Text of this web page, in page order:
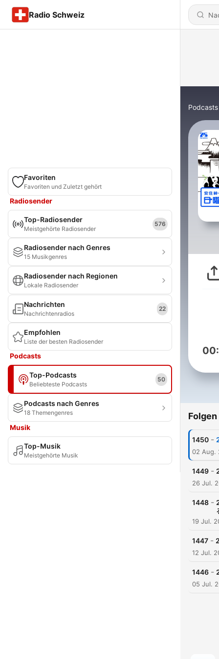
Radio Schweiz
Favoriten
Favoriten und Zuletzt gehört
Radiosender
Top-Radiosender
Meistgehörte Radiosender
576
Radiosender nach Genres
15 Musikgenres
Radiosender nach Regionen
Lokale Radiosender
Nachrichten
Nachrichtenradios
22
Empfohlen
Liste der besten Radiosender
Podcasts
Top-Podcasts
Beliebteste Podcasts
50
Podcasts nach Genres
18 Themengenres
Musik
Top-Musik
Meistgehörte Musik
Podcasts
Folgen
1450 -
02 Aug.
1449 -
26 Jul.
1448 -
19 Jul.
1447 -
12 Jul.
1446 -
05 Jul.